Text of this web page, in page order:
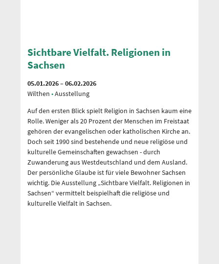
Sichtbare Vielfalt. Religionen in
Sachsen
05.01.2026 – 06.02.2026
Wilthen
Ausstellung
Auf den ersten Blick spielt Religion in Sachsen kaum eine
Rolle. Weniger als 20 Prozent der Menschen im Freistaat
gehören der evangelischen oder katholischen Kirche an.
Doch seit 1990 sind bestehende und neue religiöse und
kulturelle Gemeinschaften gewachsen - durch
Zuwanderung aus Westdeutschland und dem Ausland.
Der persönliche Glaube ist für viele Bewohner Sachsen
wichtig. Die Ausstellung „Sichtbare Vielfalt. Religionen in
Sachsen“ vermittelt beispielhaft die religiöse und
kulturelle Vielfalt in Sachsen.